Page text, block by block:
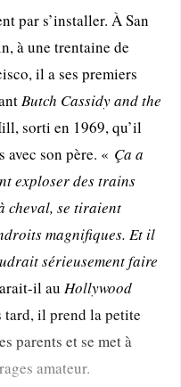
par s’installer. À San
à une trentaine de
il a ses premiers
Butch Cassidy and the
sorti en 1969, qu’il
son père. « Ça a
exploser des trains
cheval, se tiraient
magnifiques. Et il
sérieusement faire
il au Hollywood
tard, il prend la petite
parents et se met à
amateur.